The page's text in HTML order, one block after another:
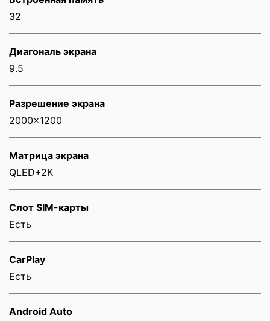
32
Диагональ экрана
9.5
Разрешение экрана
2000x1200
Матрица экрана
QLED+2K
Слот SIM-карты
Eсть
CarPlay
Есть
Android Auto